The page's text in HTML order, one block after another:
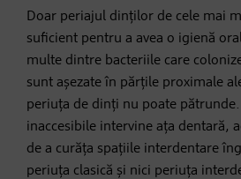
Doar periajul dinților de cele mai
suficient pentru a avea o igienă
multe dintre bacteriile care
sunt așezate în părțile proximale
periuța de dinți nu poate
inaccesibile intervine ața dentară,
de a curăța spațiile interdentare
periuța clasică și nici periuța